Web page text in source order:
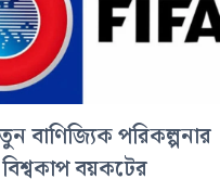
বাণিজ্যিক পরিকল্পনার
বিশ্বকাপ বয়কটের